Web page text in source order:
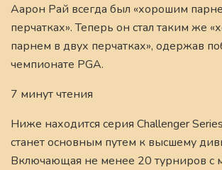
Аарон Рай всегда был «хорошим
перчатках». Теперь он стал таким же
парнем в двух перчатках», одержав
чемпионате PGA.
7 минут чтения
Ниже находится серия Challenger
станет основным путем к высшему
Включающая не менее 20 турниров с